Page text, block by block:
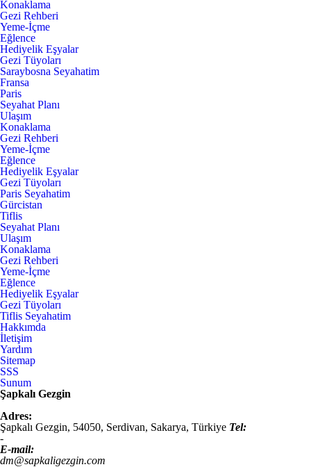
Konaklama
Gezi Rehberi
Yeme-İçme
Eğlence
Hediyelik Eşyalar
Gezi Tüyoları
Saraybosna Seyahatim
Fransa
Paris
Seyahat Planı
Ulaşım
Konaklama
Gezi Rehberi
Yeme-İçme
Eğlence
Hediyelik Eşyalar
Gezi Tüyoları
Paris Seyahatim
Gürcistan
Tiflis
Seyahat Planı
Ulaşım
Konaklama
Gezi Rehberi
Yeme-İçme
Eğlence
Hediyelik Eşyalar
Gezi Tüyoları
Tiflis Seyahatim
Hakkımda
İletişim
Yardım
Sitemap
SSS
Sunum
Şapkalı Gezgin
Adres:
Şapkalı Gezgin, 54050, Serdivan, Sakarya, Türkiye Tel:
-
E-mail:
dm@sapkaligezgin.com